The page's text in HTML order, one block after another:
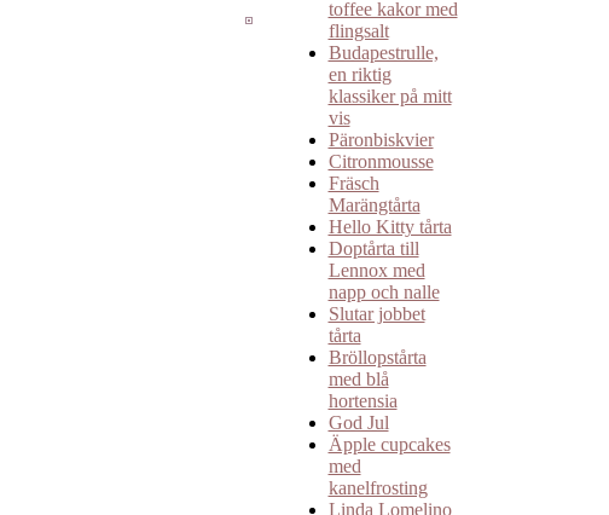
toffee kakor med
flingsalt
Budapestrulle,
en riktig
klassiker på mitt
vis
Päronbiskvier
Citronmousse
Fräsch
Marängtårta
Hello Kitty tårta
Doptårta till
Lennox med
napp och nalle
Slutar jobbet
tårta
Bröllopstårta
med blå
hortensia
God Jul
Äpple cupcakes
med
kanelfrosting
Linda Lomelino